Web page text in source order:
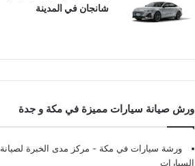
شانجان في المدينة
ورش صيانة سيارات مميزة في مكة و جدة
ورشة سيارات في مكة - مركز مدى الخبرة لصيانة
السيارات